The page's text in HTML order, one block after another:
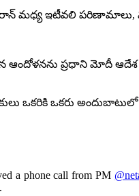
మధ్య ఇటీవలి పరిణామాలు,
ఆందోళనను ప్రధాని మోదీ ఆదేశ
ఒకరికి ఒకరు అందుబాటులో
a phone call from PM